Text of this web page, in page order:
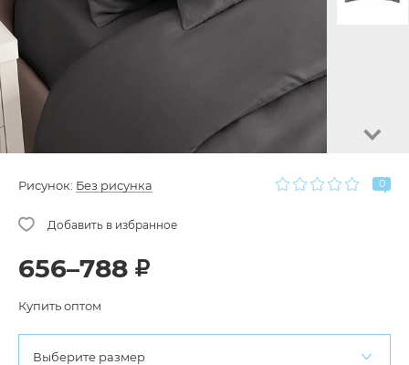
Рисунок: Без рисунка 0
656–788
Купить оптом
Выберите размер